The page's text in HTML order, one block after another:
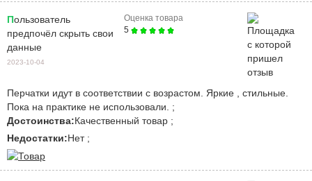
Пользователь
предпочёл скрыть свои
данные
2023-10-04
Оценка товара
5
Перчатки идут в соответствии с возрастом. Яркие , стильные.
Пока на практике не использовали. ;
Достоинства:Качественный товар ;
Недостатки:Нет ;